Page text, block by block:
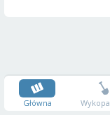
Główna